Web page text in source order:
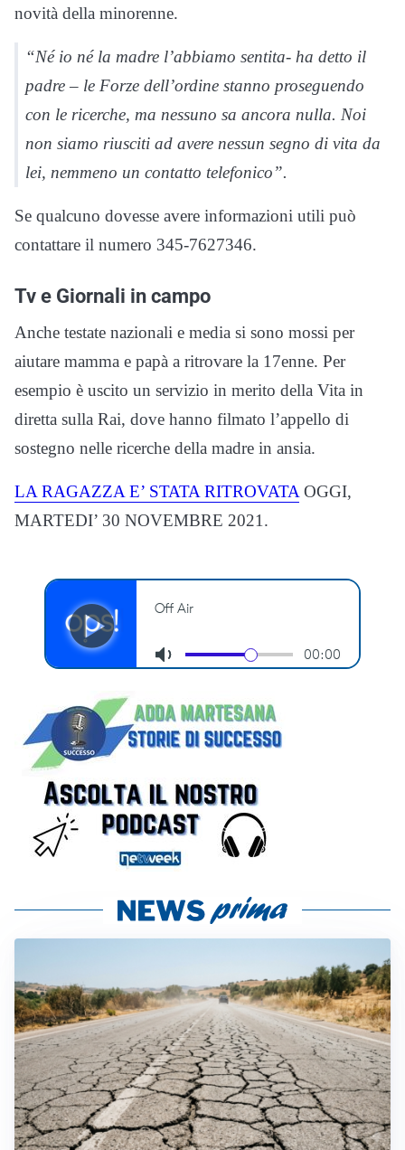
novità della minorenne.
“Né io né la madre l’abbiamo sentita- ha detto il
padre – le Forze dell’ordine stanno proseguendo
con le ricerche, ma nessuno sa ancora nulla. Noi
non siamo riusciti ad avere nessun segno di vita da
lei, nemmeno un contatto telefonico”.
Se qualcuno dovesse avere informazioni utili può
contattare il numero 345-7627346.
Tv e Giornali in campo
Anche testate nazionali e media si sono mossi per
aiutare mamma e papà a ritrovare la 17enne. Per
esempio è uscito un servizio in merito della Vita in
diretta sulla Rai, dove hanno filmato l’appello di
sostegno nelle ricerche della madre in ansia.
LA RAGAZZA E’ STATA RITROVATA OGGI,
MARTEDI’ 30 NOVEMBRE 2021.